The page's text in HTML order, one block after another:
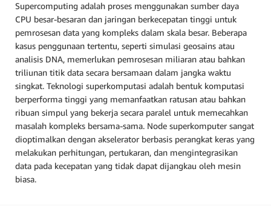
Supercomputing adalah proses menggunakan sumber daya
CPU besar-besaran dan jaringan berkecepatan tinggi untuk
pemrosesan data yang kompleks dalam skala besar. Beberapa
kasus penggunaan tertentu, seperti simulasi geosains atau
analisis DNA, memerlukan pemrosesan miliaran atau bahkan
triliunan titik data secara bersamaan dalam jangka waktu
singkat. Teknologi superkomputasi adalah bentuk komputasi
berperforma tinggi yang memanfaatkan ratusan atau bahkan
ribuan simpul yang bekerja secara paralel untuk memecahkan
masalah kompleks bersama-sama. Node superkomputer sangat
dioptimalkan dengan akselerator berbasis perangkat keras yang
melakukan perhitungan, pertukaran, dan mengintegrasikan
data pada kecepatan yang tidak dapat dijangkau oleh mesin
biasa.